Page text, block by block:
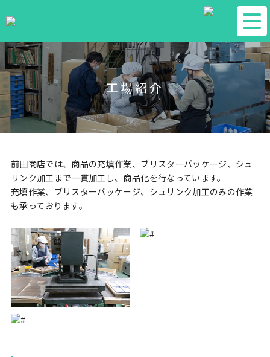
工場紹介
前田商店では、商品の充填作業、ブリスターパッケージ、シュ
リンク加工まで一貫加工し、商品化を行なっています。
充填作業、ブリスターパッケージ、シュリンク加工のみの作業
も承っております。